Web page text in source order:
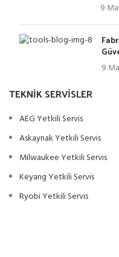
9
9
TEKNIK SERVISLER
AEG Yetkili Servis
Askaynak Yetkili Servis
Milwaukee Yetkili Servis
Keyang Yetkili Servis
Ryobi Yetkili Servis